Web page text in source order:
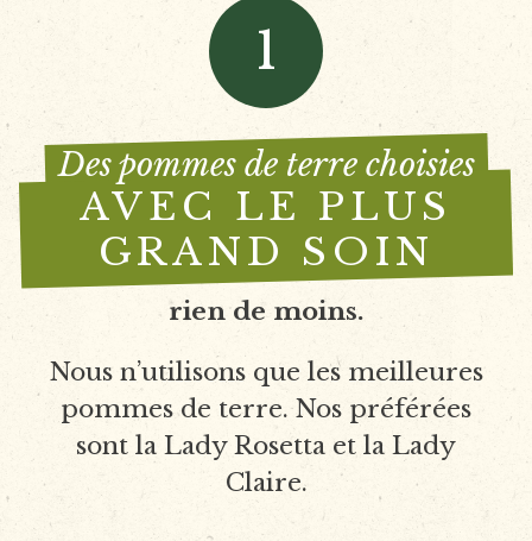
1
Des pommes de terre choisies
AVEC LE PLUS
GRAND SOIN
rien de moins.
Nous n’utilisons que les meilleures
pommes de terre. Nos préférées
sont la Lady Rosetta et la Lady
Claire.